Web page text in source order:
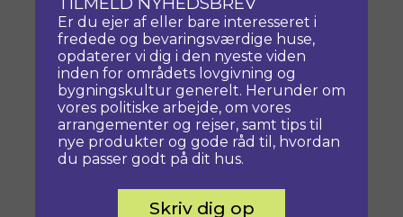
Er du ejer af eller bare interesseret i
fredede og bevaringsværdige huse,
opdaterer vi dig i den nyeste viden
inden for områdets lovgivning og
bygningskultur generelt. Herunder om
vores politiske arbejde, om vores
arrangementer og rejser, samt tips til
nye produkter og gode råd til, hvordan
du passer godt på dit hus.
Skriv dig op